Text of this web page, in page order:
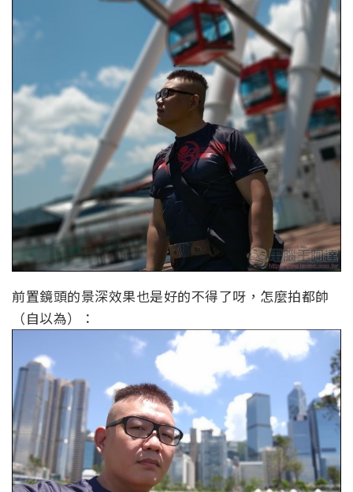
前置鏡頭的景深效果也是好的不得了呀，怎麼拍都帥
（自以為）：